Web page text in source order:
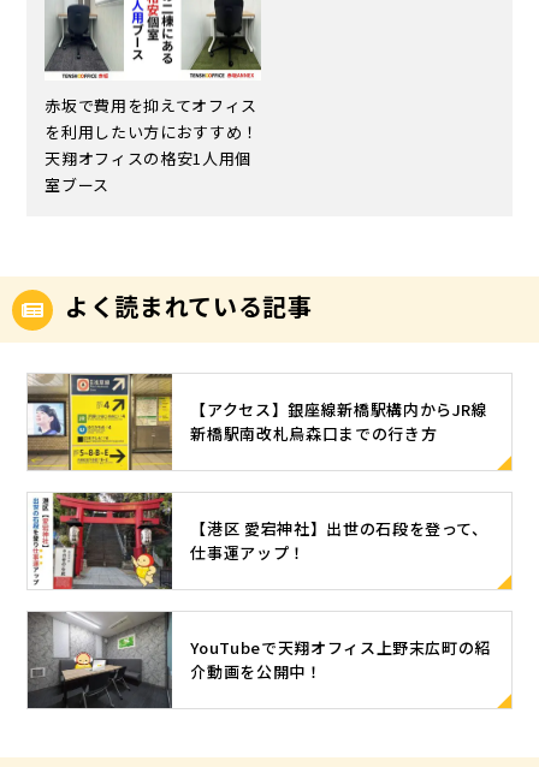
赤坂で費用を抑えてオフィス
を利用したい方におすすめ！
天翔オフィスの格安1人用個
室ブース
よく読まれている記事
【アクセス】銀座線新橋駅構内からJR線
新橋駅南改札烏森口までの行き方
【港区 愛宕神社】出世の石段を登って、
仕事運アップ！
YouTubeで天翔オフィス上野末広町の紹
介動画を公開中！